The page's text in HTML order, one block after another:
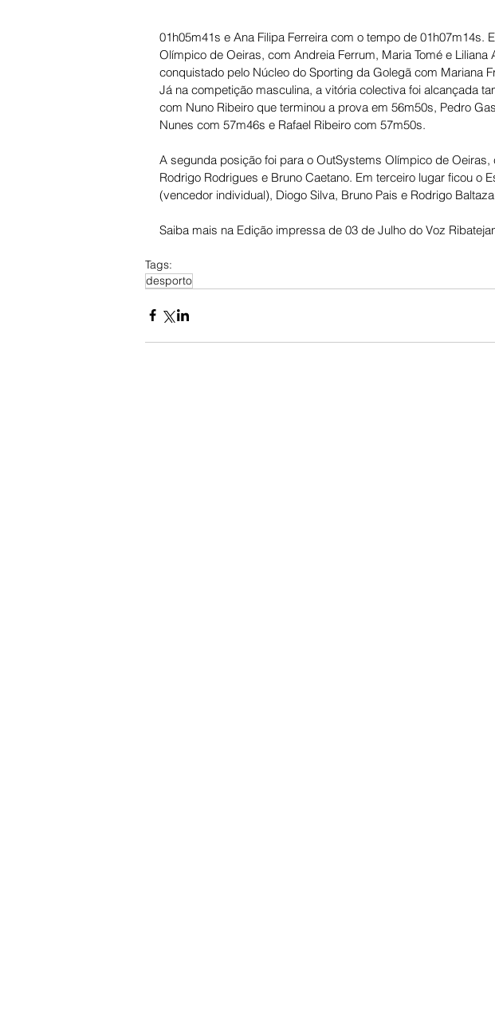
01h05m41s e Ana Filipa Ferreira com o tempo de 01h07m14s.
Olímpico de Oeiras, com Andreia Ferrum, Maria Tomé e
conquistado pelo Núcleo do Sporting da Golegã com Mariana
Já na competição masculina, a vitória colectiva foi alcançada
com Nuno Ribeiro que terminou a prova em 56m50s, Pedro
Nunes com 57m46s e Rafael Ribeiro com 57m50s.
A segunda posição foi para o OutSystems Olímpico de
Rodrigo Rodrigues e Bruno Caetano. Em terceiro lugar ficou o
(vencedor individual), Diogo Silva, Bruno Pais e Rodrigo
Saiba mais na Edição impressa de 03 de Julho do Voz
Tags:
desporto